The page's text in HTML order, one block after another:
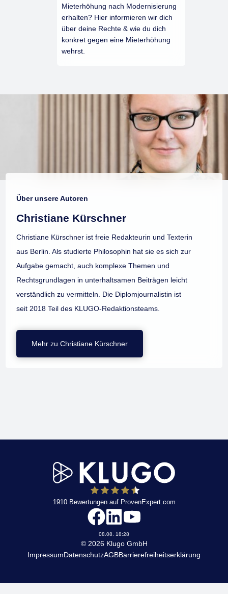
Mieterhöhung nach Modernisierung
erhalten? Hier informieren wir dich
über deine Rechte & wie du dich
konkret gegen eine Mieterhöhung
wehrst.
Über unsere Autoren
Christiane Kürschner
Christiane Kürschner ist freie Redakteurin und Texterin
aus Berlin. Als studierte Philosophin hat sie es sich zur
Aufgabe gemacht, auch komplexe Themen und
Rechtsgrundlagen in unterhaltsamen Beiträgen leicht
verständlich zu vermitteln. Die Diplomjournalistin ist
seit 2018 Teil des KLUGO-Redaktionsteams.
Mehr zu Christiane Kürschner
KLUGO
1910Bewertungen auf ProvenExpert.com
08.08. 18:28
© 2026 Klugo GmbH
ImpressumDatenschutzAGBBarrierefreiheitserklärung